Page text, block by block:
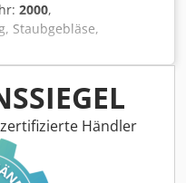
2000,
Staubgebläse,
Absauggerät,
Patronen-
Filteranlage
-Motorleistung: 3
Ø 320 mm -Abmessung:
Händler